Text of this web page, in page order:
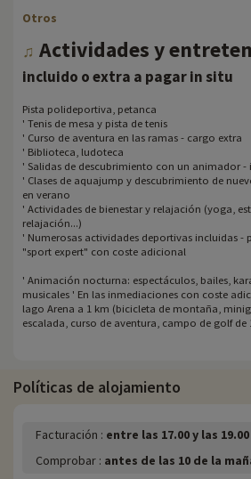
Otros
♫ Actividades y
incluido o extra a pagar in situ
Pista polideportiva, petanca
' Tenis de mesa y pista de tenis
' Curso de aventura en las ramas - cargo extra
' Biblioteca, ludoteca
' Salidas de descubrimiento con un animador -
' Clases de aquajump y descubrimiento de
en verano
' Actividades de bienestar y relajación (yoga,
relajación...)
' Numerosas actividades deportivas incluidas -
"sport expert" con coste adicional
' Animación nocturna: espectáculos, bailes,
musicales ' En las inmediaciones con coste
lago Arena a 1 km (bicicleta de montaña,
escalada, curso de aventura, campo de golf de
Políticas de alojamiento
Facturación : entre las 17.00 y las
Comprobar : antes de las 10 de la